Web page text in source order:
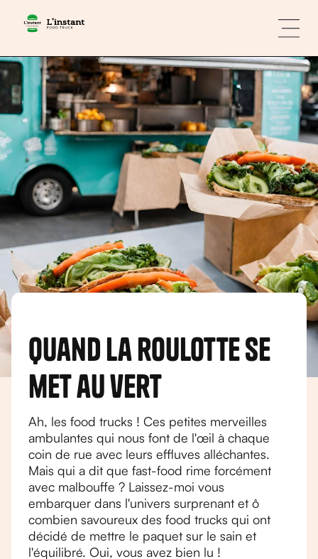
Quand la roulotte se
met au vert
Ah, les food trucks ! Ces petites merveilles
ambulantes qui nous font de l'œil à chaque
coin de rue avec leurs effluves alléchantes.
Mais qui a dit que fast-food rime forcément
avec malbouffe ? Laissez-moi vous
embarquer dans l'univers surprenant et ô
combien savoureux des food trucks qui ont
décidé de mettre le paquet sur le sain et
l'équilibré. Oui, vous avez bien lu !